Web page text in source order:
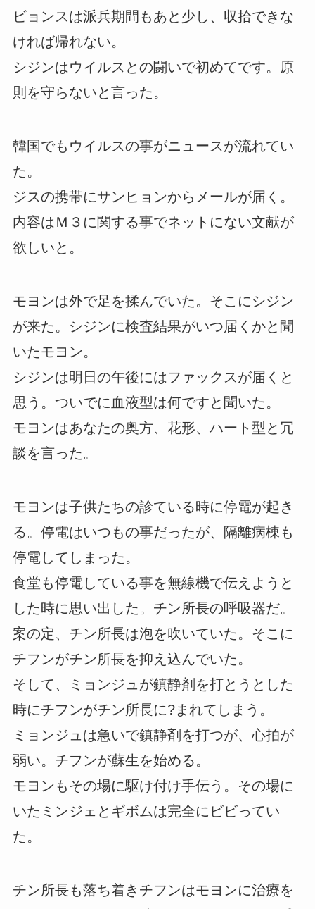
ビョンスは派兵期間もあと少し、収拾できな
ければ帰れない。
シジンはウイルスとの闘いで初めてです。原
則を守らないと言った。
韓国でもウイルスの事がニュースが流れてい
た。
ジスの携帯にサンヒョンからメールが届く。
内容はＭ３に関する事でネットにない文献が
欲しいと。
モヨンは外で足を揉んでいた。そこにシジン
が来た。シジンに検査結果がいつ届くかと聞
いたモヨン。
シジンは明日の午後にはファックスが届くと
思う。ついでに血液型は何ですと聞いた。
モヨンはあなたの奥方、花形、ハート型と冗
談を言った。
モヨンは子供たちの診ている時に停電が起き
る。停電はいつもの事だったが、隔離病棟も
停電してしまった。
食堂も停電している事を無線機で伝えようと
した時に思い出した。チン所長の呼吸器だ。
案の定、チン所長は泡を吹いていた。そこに
チフンがチン所長を抑え込んでいた。
そして、ミョンジュが鎮静剤を打とうとした
時にチフンがチン所長に?まれてしまう。
ミョンジュは急いで鎮静剤を打つが、心拍が
弱い。チフンが蘇生を始める。
モヨンもその場に駆け付け手伝う。その場に
いたミンジェとギボムは完全にビビってい
た。
チン所長も落ち着きチフンはモヨンに治療を